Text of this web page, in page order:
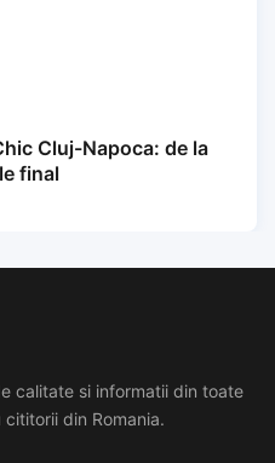
Cluj-Napoca: de la
final
calitate si informatii din toate
din Romania.